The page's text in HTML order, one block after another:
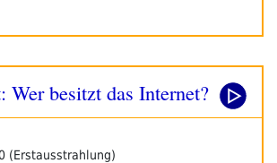
Wer besitzt das Internet?
(Erstausstrahlung)